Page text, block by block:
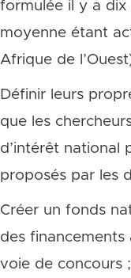
formulée il y a dix
moyenne étant
Afrique de
Définir leurs
que les
d’intérêt national
proposés par les
Créer un fonds
des
voie de concours ;